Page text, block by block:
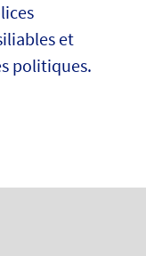
et
politiques.